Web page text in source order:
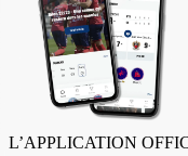
L’APPLICATION